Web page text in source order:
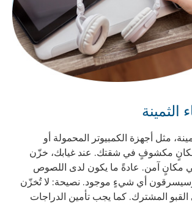
الثمينة
مثل أجهزة الكمبيوتر المحمولة أو
مكشوفٍ في شقتك. عند غيابك، خزّن
مكانٍ آمن. عادةً ما يكون لدى اللصوص
أي شيءٍ موجود. نصيحة: لا تُخزّن
القبو المشترك. كما يجب تأمين الدراجات